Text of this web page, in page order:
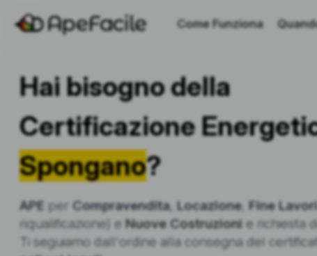
Come Funziona
Hai bisogno della
Certificazione
Spongano?
APE per Compravendita, Locazione, Fine Lavori
riqualificazione) e Nuove Costruzioni e richiesta
Ti seguiamo dall'ordine alla consegna del